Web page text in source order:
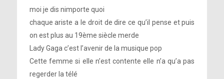
moi je dis nimporte quoi
chaque ariste a le droit de dire ce qu’il pense et puis
on est plus au 19ème siècle merde
Lady Gaga c’est l’avenir de la musique pop
Cette femme si elle n’est contente elle n’a qu’a pas
regerder la télé